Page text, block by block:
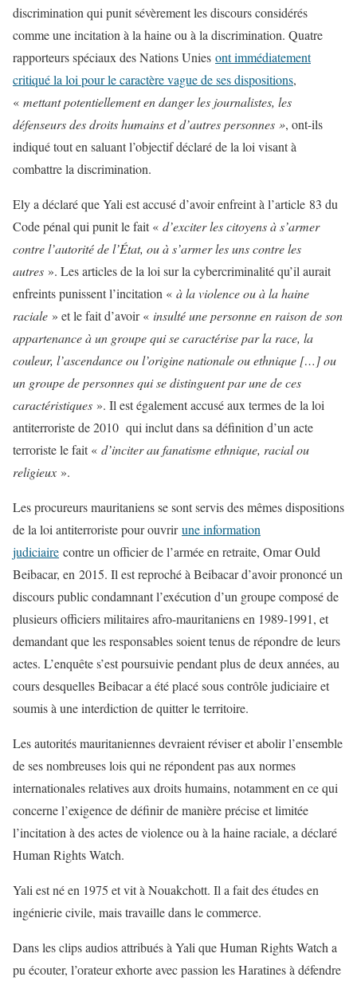
discrimination qui punit sévèrement les discours considérés
comme une incitation à la haine ou à la discrimination. Quatre
rapporteurs spéciaux des Nations Unies ont immédiatement
critiqué la loi pour le caractère vague de ses dispositions,
« mettant potentiellement en danger les journalistes, les
défenseurs des droits humains et d’autres personnes », ont-ils
indiqué tout en saluant l’objectif déclaré de la loi visant à
combattre la discrimination.
Ely a déclaré que Yali est accusé d’avoir enfreint à l’article 83 du
Code pénal qui punit le fait « d’exciter les citoyens à s’armer
contre l’autorité de l’État, ou à s’armer les uns contre les
autres ». Les articles de la loi sur la cybercriminalité qu’il aurait
enfreints punissent l’incitation « à la violence ou à la haine
raciale » et le fait d’avoir « insulté une personne en raison de son
appartenance à un groupe qui se caractérise par la race, la
couleur, l’ascendance ou l’origine nationale ou ethnique […] ou
un groupe de personnes qui se distinguent par une de ces
caractéristiques ». Il est également accusé aux termes de la loi
antiterroriste de 2010 qui inclut dans sa définition d’un acte
terroriste le fait « d’inciter au fanatisme ethnique, racial ou
religieux ».
Les procureurs mauritaniens se sont servis des mêmes dispositions
de la loi antiterroriste pour ouvrirune information
judiciaire contre un officier de l’armée en retraite, Omar Ould
Beibacar, en 2015. Il est reproché à Beibacar d’avoir prononcé un
discours public condamnant l’exécution d’un groupe composé de
plusieurs officiers militaires afro-mauritaniens en 1989-1991, et
demandant que les responsables soient tenus de répondre de leurs
actes. L’enquête s’est poursuivie pendant plus de deux années, au
cours desquelles Beibacar a été placé sous contrôle judiciaire et
soumis à une interdiction de quitter le territoire.
Les autorités mauritaniennes devraient réviser et abolir l’ensemble
de ses nombreuses lois qui ne répondent pas aux normes
internationales relatives aux droits humains, notamment en ce qui
concerne l’exigence de définir de manière précise et limitée
l’incitation à des actes de violence ou à la haine raciale, a déclaré
Human Rights Watch.
Yali est né en 1975 et vit à Nouakchott. Il a fait des études en
ingénierie civile, mais travaille dans le commerce.
Dans les clips audios attribués à Yali que Human Rights Watch a
pu écouter, l’orateur exhorte avec passion les Haratines à défendre